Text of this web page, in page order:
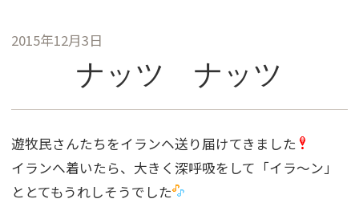
2015年12月3日
ナッツ ナッツ
遊牧民さんたちをイランヘ送り届けてきました
イランへ着いたら、大きく深呼吸をして「イラ〜ン」
ととてもうれしそうでした